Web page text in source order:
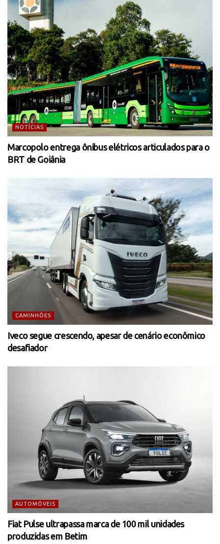
NOTÍCIAS
Marcopolo entrega ônibus elétricos articulados para o
BRT de Goiânia
CAMINHÕES
Iveco segue crescendo, apesar de cenário econômico
desafiador
AUTOMÓVEIS
Fiat Pulse ultrapassa marca de 100 mil unidades
produzidas em Betim